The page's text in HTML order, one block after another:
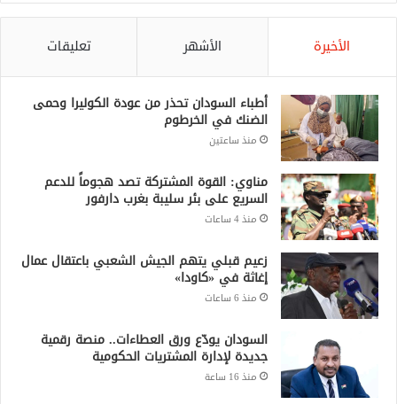
الأخيرة الأشهر تعليقات
أطباء السودان تحذر من عودة الكوليرا وحمى
الضنك في الخرطوم
منذ ساعتين
مناوي: القوة المشتركة تصد هجوماً للدعم
السريع على بئر سليبة بغرب دارفور
منذ 4 ساعات
زعيم قبلي يتهم الجيش الشعبي باعتقال عمال
إغاثة في «كاودا»
منذ 6 ساعات
السودان يودّع ورق العطاءات.. منصة رقمية
جديدة لإدارة المشتريات الحكومية
منذ 16 ساعة